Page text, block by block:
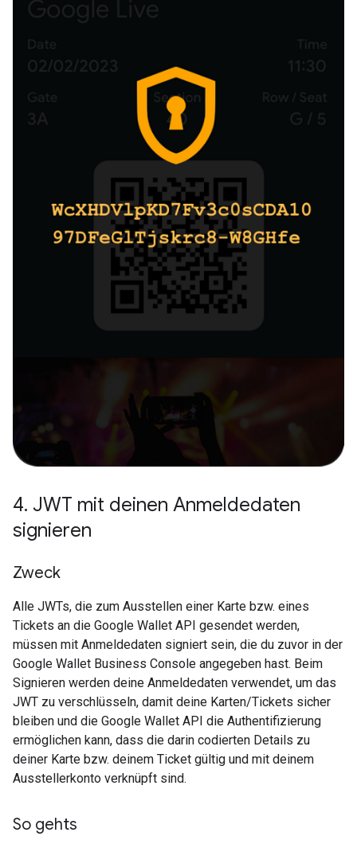
4. JWT mit deinen Anmeldedaten
signieren
Zweck
Alle JWTs, die zum Ausstellen einer Karte bzw. eines
Tickets an die Google Wallet API gesendet werden,
müssen mit Anmeldedaten signiert sein, die du zuvor in der
Google Wallet Business Console angegeben hast. Beim
Signieren werden deine Anmeldedaten verwendet, um das
JWT zu verschlüsseln, damit deine Karten/Tickets sicher
bleiben und die Google Wallet API die Authentifizierung
ermöglichen kann, dass die darin codierten Details zu
deiner Karte bzw. deinem Ticket gültig und mit deinem
Ausstellerkonto verknüpft sind.
So gehts